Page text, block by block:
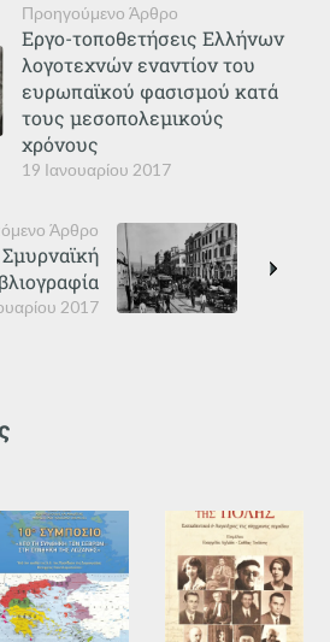
Προηγούμενο Άρθρο
19 Ιανουαρίου 2017
Εργο-τοποθετήσεις Ελλήνων
λογοτεχνών εναντίον του
ευρωπαϊκού φασισμού κατά
τους μεσοπολεμικούς
χρόνους
Άρθρο
2017
Σμυρναϊκή